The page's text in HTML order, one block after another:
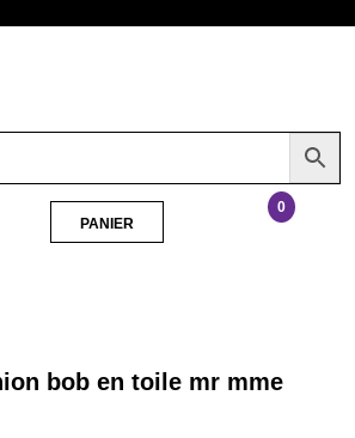
0
PANIER
bob en toile mr mme